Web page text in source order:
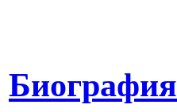
Биография